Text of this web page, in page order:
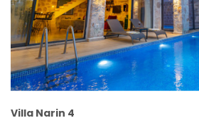
Villa Narin 4